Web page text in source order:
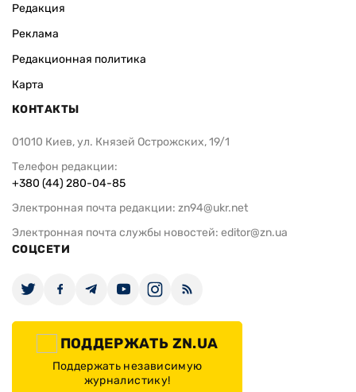
Редакция
Реклама
Редакционная политика
Карта
КОНТАКТЫ
01010 Киев, ул. Князей Острожских, 19/1
Телефон редакции:
+380 (44) 280-04-85
Электронная почта редакции: zn94@ukr.net
Электронная почта службы новостей: editor@zn.ua
СОЦСЕТИ
ПОДДЕРЖАТЬ ZN.UA
Поддержать независимую
журналистику!